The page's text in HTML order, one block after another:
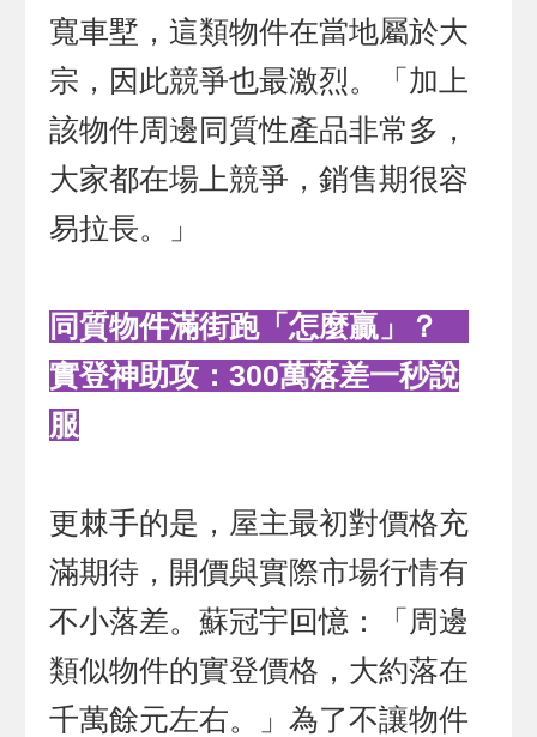
寬車墅，這類物件在當地屬於大
宗，因此競爭也最激烈。「加上
該物件周邊同質性產品非常多，
大家都在場上競爭，銷售期很容
易拉長。」
同質物件滿街跑「怎麼贏」？
實登神助攻：300萬落差一秒說
服
更棘手的是，屋主最初對價格充
滿期待，開價與實際市場行情有
不小落差。蘇冠宇回憶：「周邊
類似物件的實登價格，大約落在
千萬餘元左右。」為了不讓物件